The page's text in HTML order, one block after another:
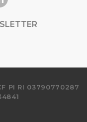
PI RI 03790770287